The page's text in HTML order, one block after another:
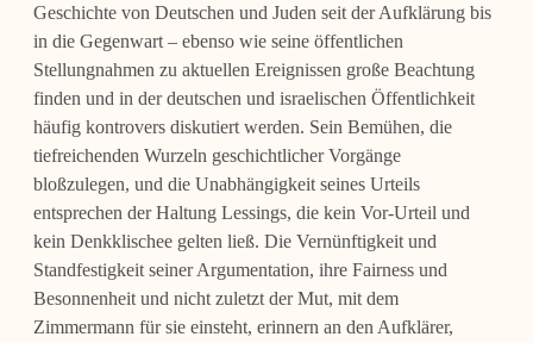
Geschichte von Deutschen und Juden seit der Aufklärung bis
in die Gegenwart – ebenso wie seine öffentlichen
Stellungnah­men zu aktuellen Ereignissen große Beachtung
finden und in der deutschen und israelischen Öffentlichkeit
häufig kontrovers diskutiert werden. Sein Bemühen, die
tiefreichenden Wurzeln geschichtlicher Vorgänge
bloßzulegen, und die Unabhän­gigkeit seines Urteils
entsprechen der Haltung Lessings, die kein Vor-Urteil und
kein Denkklischee gelten ließ. Die Vernünftigkeit und
Standfestigkeit seiner Argu­mentation, ihre Fairness und
Besonnenheit und nicht zuletzt der Mut, mit dem
Zimmermann für sie einsteht, erinnern an den Aufklärer,